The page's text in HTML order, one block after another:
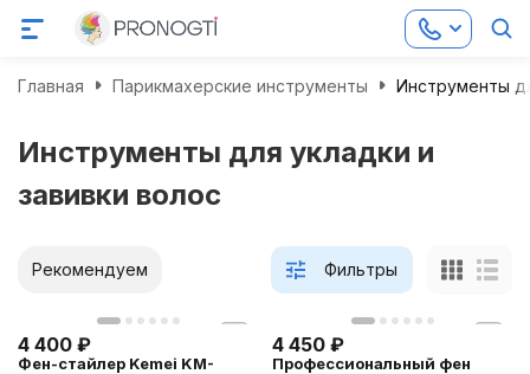
Главная Парикмахерские инструменты Инструменты
Инструменты для укладки и
завивки волос
Рекомендуем Фильтры
4 400 ₽
Фен-стайлер Kemei KM-
4 450 ₽
Профессиональный фен